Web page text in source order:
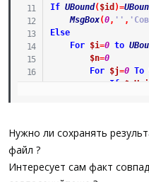
If UBound($id )=
MsgBox(0, '' ,
Else
For
$i=0 to
$n=0
For
$j=0 To
If
EndIf
Нужно ли сохранять
файл ?
Интересует сам факт